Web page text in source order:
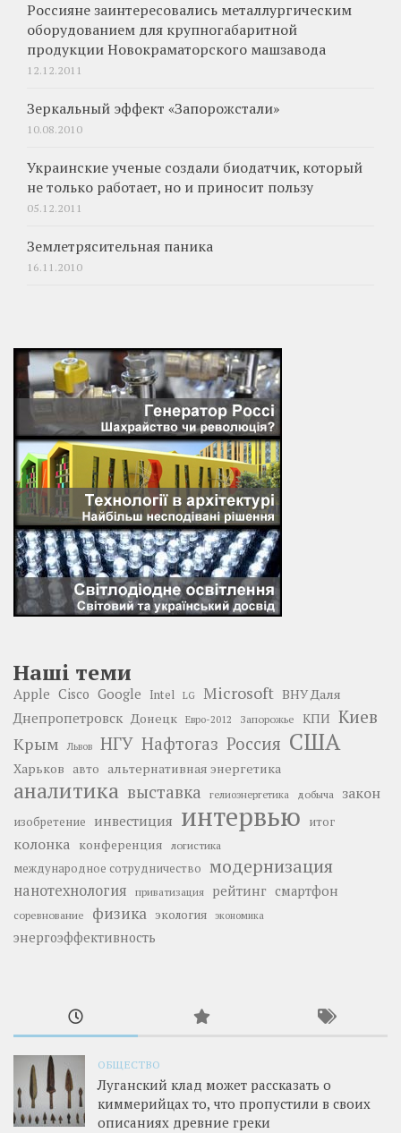
Россияне заинтересовались металлургическим
оборудованием для крупногабаритной
продукции Новокраматорского машзавода
12.12.2011
Зеркальный эффект «Запорожстали»
10.08.2010
Украинские ученые создали биодатчик, который
не только работает, но и приносит пользу
05.12.2011
Землетрясительная паника
16.11.2010
Наші теми
Apple Cisco Google Intel LG Microsoft ВНУ Даля
Днепропетровск Донецк Евро-2012 Запорожье КПИ Киев
Крым Львов НГУ Нафтогаз Россия США
Харьков авто альтернативная энергетика
аналитика выставка гелиоэнергетика добыча закон
изобретение инвестиция интервью итог
колонка конференция логистика
международное сотрудничество модернизация
нанотехнология приватизация рейтинг смартфон
соревнование физика экология экономика
энергоэффективность
ОБЩЕСТВО
Луганский клад может рассказать о
киммерийцах то, что пропустили в своих
описаниях древние греки